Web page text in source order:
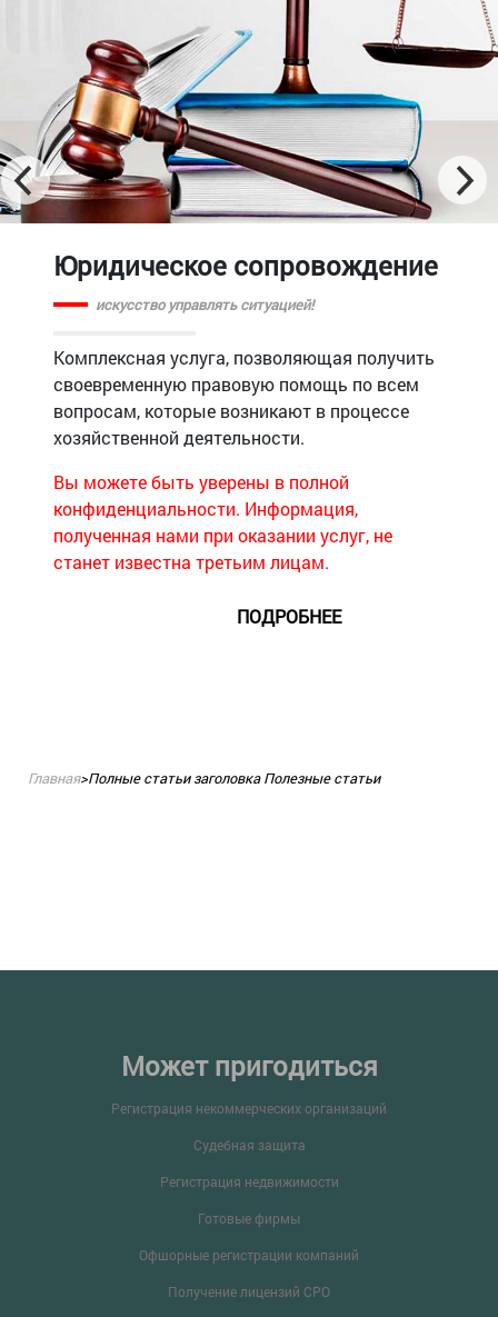
Юридическое сопровождение
искусство управлять ситуацией!
Комплексная услуга, позволяющая получить
своевременную правовую помощь по всем
вопросам, которые возникают в процессе
хозяйственной деятельности.
Вы можете быть уверены в полной
конфиденциальности. Информация,
полученная нами при оказании услуг, не
станет известна третьим лицам.
ПОДРОБНЕЕ
Главная>Полные статьи заголовка Полезные статьи
Может пригодиться
Регистрация некоммерческих организаций
Судебная защита
Регистрация недвижимости
Готовые фирмы
Офшорные регистрации компаний
Получение лицензий СРО